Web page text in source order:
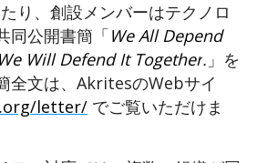
り、 ​創設メンバーはテクノロ
同公開書簡「We All Depend
Will Defend It Together​. 」を
文は、 AkritesのWebサイ
letter/ でご覧いただけま